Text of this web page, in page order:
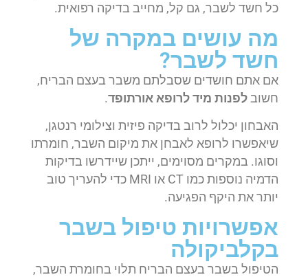
כל חשד לשבר, גם קל, מחייב בדיקה רפואית.
מה עושים במקרה של
חשד לשבר?
אם אתם חושדים שסבלתם משבר בעצם הבריח,
חשוב לפנות מיד לרופא אורתופד.
האבחון יכלול לרוב בדיקה פיזית וצילומי רנטגן,
שיאפשרו לרופא לאבחן את מיקום השבר, חומרתו
וסוגו. במקרים מסוימים, ייתכן שיידרשו בדיקות
הדמיה נוספות כמו CT או MRI כדי להעריך טוב
יותר את היקף הפגיעה.
אפשרויות טיפול בשבר
בקלביקולה
הטיפול בשבר בעצם הבריח תלוי בחומרת השבר,